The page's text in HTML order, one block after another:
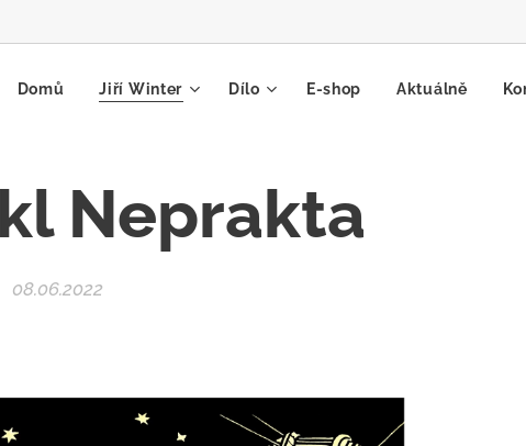
Domů Jiří Winter Dílo E-shop Aktuálně
Neprakta
08.06.2022